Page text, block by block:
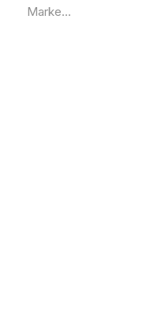
Marke...